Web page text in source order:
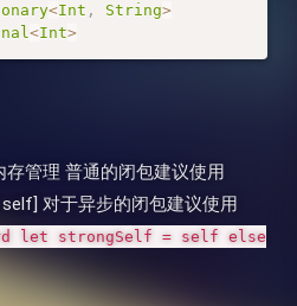
<Int , String>
<Int>
管理 普通的闭包建议使用
对于异步的闭包建议使用
let strongSelf = self else